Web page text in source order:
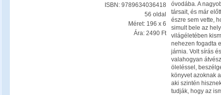
ISBN: 9789634036418
56 oldal
Méret: 196 x 6
Ára: 2490 Ft
óvodába. A
társait, és már
észre sem vette,
simult bele az
világéletében
nehezen fogadta
járnia. Volt sírás
valahogyan
öleléssel,
könyvet azoknak
aki szintén
tudják, hogy az